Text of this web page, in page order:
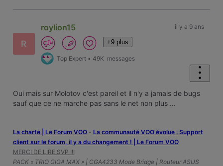
R
roylion15
+9 plus
Top Expert • 49K messages
il y a 9 ans
Oui mais sur Molotov c'est pareil et il n'y a jamais de bugs
sauf que ce ne marche pas sans le net non plus ...
La charte | Le Forum VOO- ‎La communauté VOO évolue : Support
client sur le forum, il y a du changement ! | Le Forum VOO
MERCI DE LIRE SVP !!!
PACK « TRIO GIGA MAX » | CGA4233 Mode Bridge | Routeur ASUS